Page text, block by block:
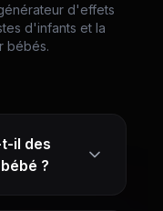
d'effets
d'infants et la
bébés.
il des
?